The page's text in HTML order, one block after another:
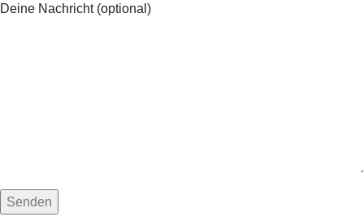
Deine Nachricht (optional)